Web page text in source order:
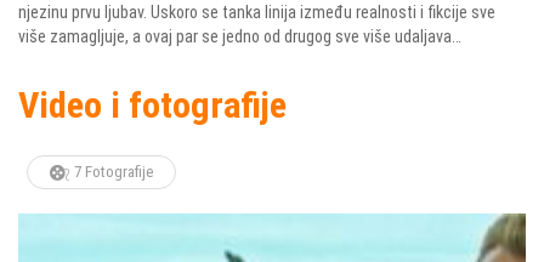
njezinu prvu ljubav. Uskoro se tanka linija između realnosti i fikcije sve
više zamagljuje, a ovaj par se jedno od drugog sve više udaljava…
Video i fotografije
7 Fotografije